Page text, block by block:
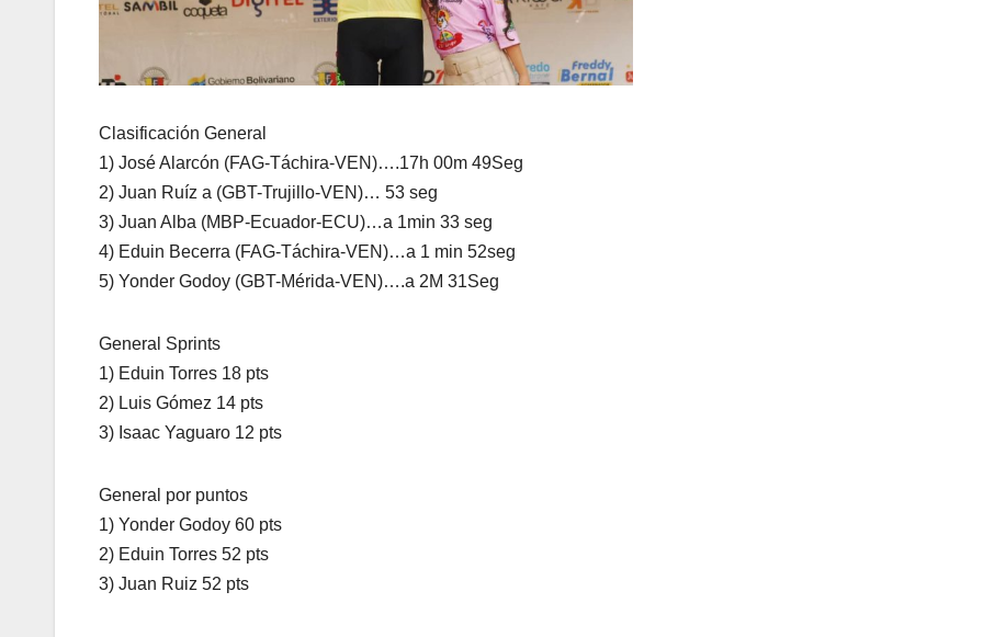
Clasificación General
1) José Alarcón (FAG-Táchira-VEN)….17h 00m 49Seg
2) Juan Ruíz a (GBT-Trujillo-VEN)… 53 seg
3) Juan Alba (MBP-Ecuador-ECU)…a 1min 33 seg
4) Eduin Becerra (FAG-Táchira-VEN)…a 1 min 52seg
5) Yonder Godoy (GBT-Mérida-VEN)….a 2M 31Seg
General Sprints
1) Eduin Torres 18 pts
2) Luis Gómez 14 pts
3) Isaac Yaguaro 12 pts
General por puntos
1) Yonder Godoy 60 pts
2) Eduin Torres 52 pts
3) Juan Ruiz 52 pts